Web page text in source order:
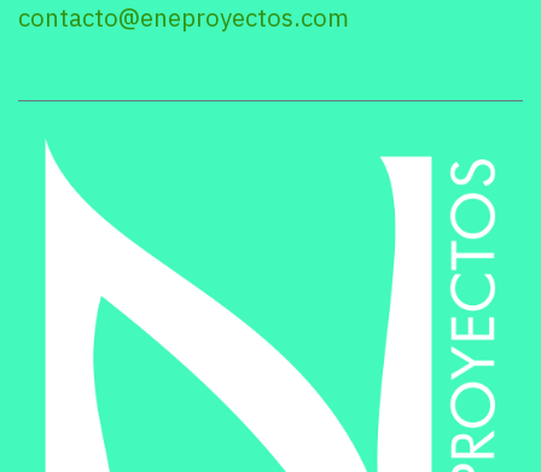
contacto@eneproyectos.com